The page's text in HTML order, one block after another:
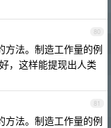
80
方法。制造工作量的例
，这样能提现出人类
81
方法。制造工作量的例